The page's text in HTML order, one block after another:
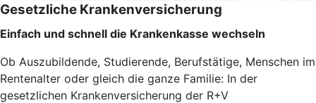
Gesetzliche Krankenversicherung
Einfach und schnell die Krankenkasse wechseln
Ob Auszubildende, Studierende, Berufstätige, Menschen im
Rentenalter oder gleich die ganze Familie: In der
gesetzlichen Krankenversicherung der R+V